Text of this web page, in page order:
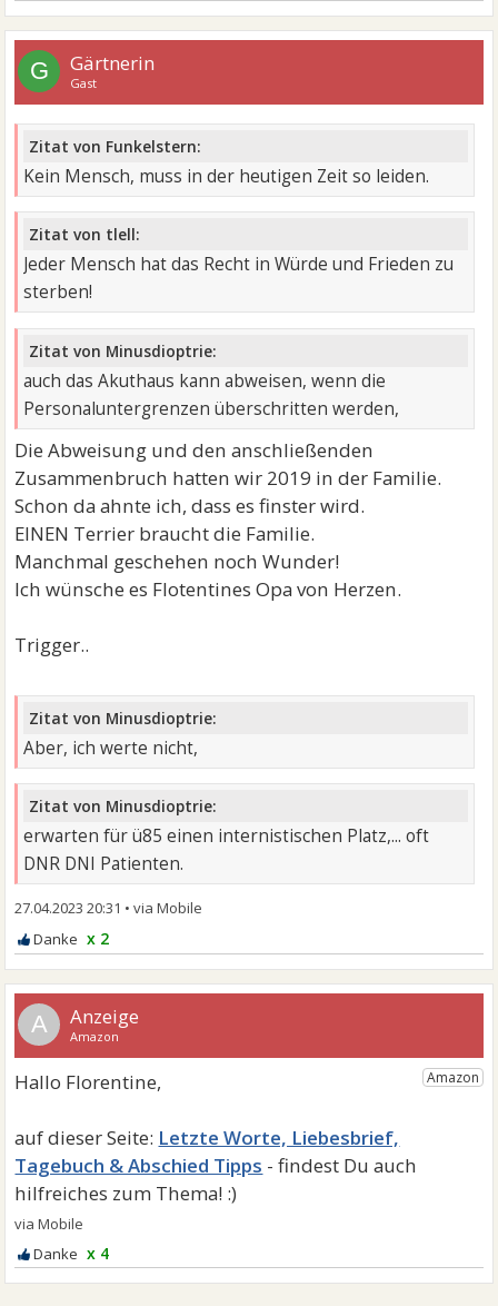
G Gärtnerin
Gast
Zitat von Funkelstern:
Kein Mensch, muss in der heutigen Zeit so leiden.
Zitat von tlell:
Jeder Mensch hat das Recht in Würde und Frieden zu
sterben!
Zitat von Minusdioptrie:
auch das Akuthaus kann abweisen, wenn die
Personaluntergrenzen überschritten werden,
Die Abweisung und den anschließenden
Zusammenbruch hatten wir 2019 in der Familie.
Schon da ahnte ich, dass es finster wird.
EINEN Terrier braucht die Familie.
Manchmal geschehen noch Wunder!
Ich wünsche es Flotentines Opa von Herzen.
Trigger..
Zitat von Minusdioptrie:
Aber, ich werte nicht,
Zitat von Minusdioptrie:
erwarten für ü85 einen internistischen Platz,... oft
DNR DNI Patienten.
27.04.2023 20:31 •
x 2
A
Letzte Worte, Liebesbrief,
Tagebuch & Abschied Tipps
x 4